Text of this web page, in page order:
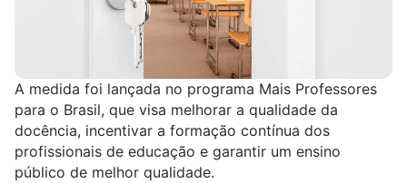
A medida foi lançada no programa Mais Professores
para o Brasil, que visa melhorar a qualidade da
docência, incentivar a formação contínua dos
profissionais de educação e garantir um ensino
público de melhor qualidade.